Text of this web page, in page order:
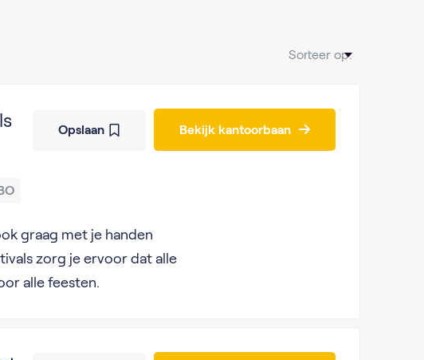
Sorteer op:
graag met je handen
zorg je ervoor dat alle
alle feesten.
Opslaan Bekijk kantoorbaan